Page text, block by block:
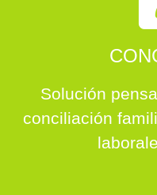
Solución
conciliación